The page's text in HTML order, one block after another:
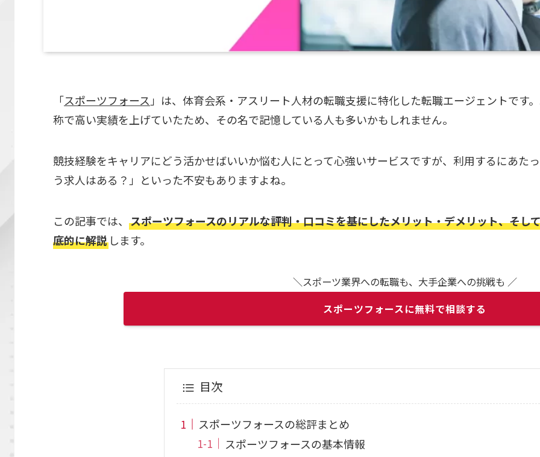
「スポーツフォース 」は、体育会系・アスリート人材の転職支援に特化した転職エージェントです
称で高い実績を上げていたため、その名で記憶している人も多いかもしれません。
競技経験をキャリアにどう活かせばいいか悩む人にとって心強いサービスですが、利用するにあた
う求人はある？」といった不安もありますよね。
この記事では、 スポーツフォースのリアルな評判・口コミを基にしたメリット・デメリット、そし
底的に解説 します。
＼スポーツ業界への転職も、大手企業への挑戦も ／
スポーツフォースに無料で相談する
目次
スポーツフォースの総評まとめ
スポーツフォースの基本情報